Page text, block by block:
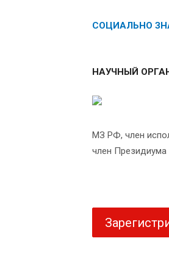
СОЦИАЛЬНО
НАУЧНЫЙ
МЗ РФ, член
член Президиума